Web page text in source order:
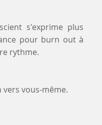
s'exprime plus
pour burn out à
rythme.
vous-même.